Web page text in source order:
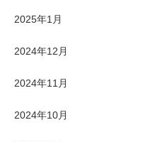
2025年1月
2024年12月
2024年11月
2024年10月